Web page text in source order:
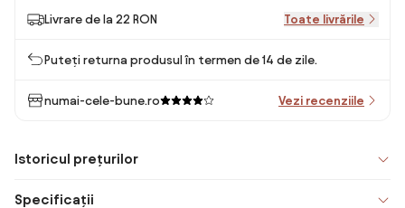
Livrare de la 22 RON Toate livrările
Puteți returna produsul în termen de 14 de zile.
numai-cele-bune.ro Vezi recenziile
Istoricul prețurilor
Specificații